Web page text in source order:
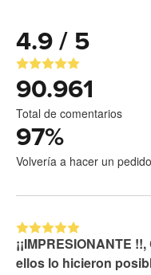
4.9 / 5
90.961
Total de comentarios
97%
Volvería a hacer un pedido
¡¡IMPRESIONANTE
ellos lo hicieron